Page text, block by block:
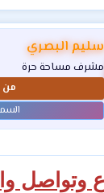
سليم البصري
مشرف مساحة حرة
من
وتواصل